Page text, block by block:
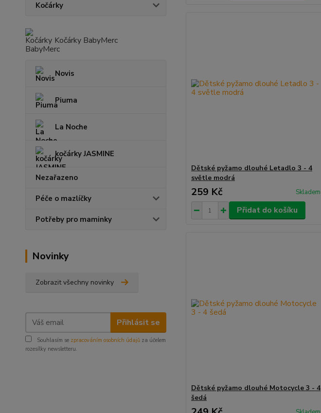
Kočárky
Kočárky BabyMerc
Novis
Piuma
La Noche
kočárky JASMINE
Nezařazeno
Péče o mazlíčky
Potřeby pro maminky
Novinky
Zobrazit všechny novinky
Přihlásit se
Souhlasím se zpracováním osobních údajů za účelem
rozesílky newsletteru.
Dětské pyžamo dlouhé Letadlo 3 - 4
světle modrá
259 Kč Skladem
Přidat do košíku
Dětské pyžamo dlouhé Motocycle 3 - 4
šedá